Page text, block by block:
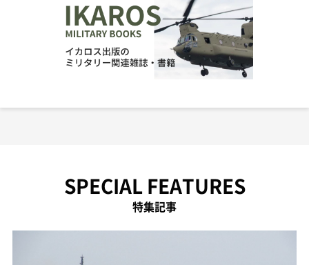
SPECIAL FEATURES
特集記事